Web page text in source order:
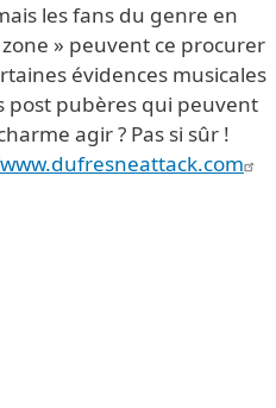
les fans du genre en
» peuvent ce procurer
évidences musicales
post pubères qui peuvent
agir ? Pas si sûr !